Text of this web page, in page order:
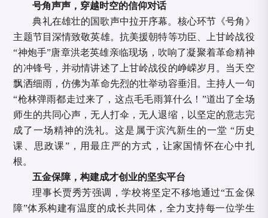
号角声声，穿越时空的信仰对话
典礼在雄壮的国歌声中拉开序幕。核心环节《号角》
主题节目深情致敬英雄。抗美援朝特等功臣、上甘岭战役
“神炮手”唐章洪老英雄亲临现场，吹响了凝聚着革命精神
的冲锋号，并动情讲述了上甘岭战役的峥嵘岁月。当天空
飘洒细雨，仿佛为革命先烈的壮举动容垂泪。主持人一句
“枪林弹雨都走过来了，这点毛毛雨算什么！”道出了全场
师生的共同心声，无人打伞，无人退缩，以坚定的意志完
成了一场精神的洗礼。这是属于滨汽新生的一堂 “历史
课、思政课”，用最庄严的方式，让家国情怀在心中扎
根。
五金保障，构建成才创业的坚实平台
理事长贾秀芳强调，学校将坚定不移地通过“五金保
障”体系构建有温度的成长共同体，全力支持每一位学生